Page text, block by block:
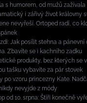
s humorem, od mužů
i zářivý život královny
nevyřeší. Ortoped radí, co
Jak posílit stehna a pánevní
Zbavíte se i kachního zadku
produkty, bez kterých se
tašku vybavíte za pár stovek
po vzoru princezny Kate.
nevyjde z módy
od 10. srpna: Štíři konečně